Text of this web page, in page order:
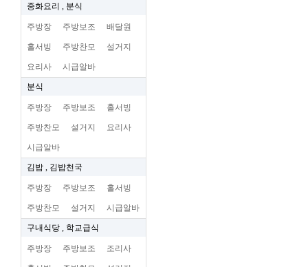
중화요리 , 분식
주방장 주방보조 배달원
홀서빙 주방찬모 설거지
요리사 시급알바
분식
주방장 주방보조 홀서빙
주방찬모 설거지 요리사
시급알바
김밥 , 김밥천국
주방장 주방보조 홀서빙
주방찬모 설거지 시급알바
구내식당 , 학교급식
주방장 주방보조 조리사